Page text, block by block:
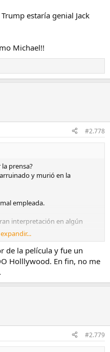
estaría genial Jack
Michael!!
#2.778
prensa?
y murió en la
empleada.
interpretación en algún
estaría genial Jack Nicholson
de la película y fue un
Holllywood. En fin, no me
#2.779